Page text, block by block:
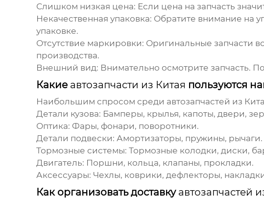
Слишком низкая цена: Если цена на запчасть
Некачественная упаковка: Обратите внимание на
упаковке.
Отсутствие маркировки: Оригинальные запчасти
производства.
Внешний вид: Внимательно осмотрите запчасть.
Какие автозапчасти из Китая пользуются
Наибольшим спросом среди автозапчастей из
Детали кузова: Бамперы, крылья, капоты, двери,
Оптика: Фары, фонари, поворотники.
Детали подвески: Амортизаторы, пружины, рычаги.
Тормозные системы: Тормозные колодки, диски,
Двигатель: Поршни, кольца, клапаны, прокладки.
Аксессуары: Чехлы, коврики, дефлекторы,
Как организовать доставку автозапчастей